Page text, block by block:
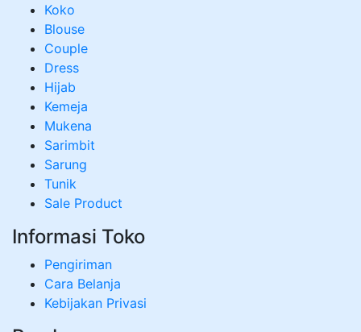
Koko
Blouse
Couple
Dress
Hijab
Kemeja
Mukena
Sarimbit
Sarung
Tunik
Sale Product
Informasi Toko
Pengiriman
Cara Belanja
Kebijakan Privasi